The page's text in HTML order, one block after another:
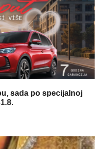
sada po specijalnoj